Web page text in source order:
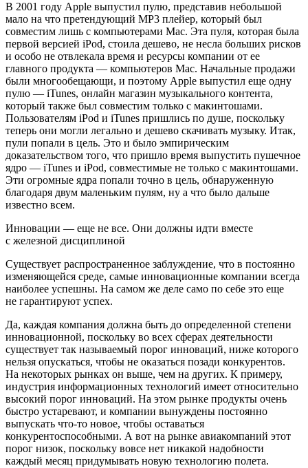
В 2001 году Apple выпустил пулю, представив небольшой
мало на что претендующий MP3 плейер, который был
совместим лишь с компьютерами Mac. Эта пуля, которая была
первой версией iPod, стоила дешево, не несла больших рисков
и особо не отвлекала время и ресурсы компании от ее
главного продукта — компьютеров Mac. Начальные продажи
были многообещающи, и поэтому Apple выпустил еще одну
пулю — iTunes, онлайн магазин музыкального контента,
который также был совместим только с макинтошами.
Пользователям iPod и iTunes пришлись по душе, поскольку
теперь они могли легально и дешево скачивать музыку. Итак,
пули попали в цель. Это и было эмпирическим
доказательством того, что пришло время выпустить пушечное
ядро — iTunes и iPod, совместимые не только с макинтошами.
Эти огромные ядра попали точно в цель, обнаруженную
благодаря двум маленьким пулям, ну а что было дальше
известно всем.
Инновации — еще не все. Они должны идти вместе
с железной дисциплиной
Существует распространенное заблуждение, что в постоянно
изменяющейся среде, самые инновационные компании всегда
наиболее успешны. На самом же деле само по себе это еще
не гарантируют успех.
Да, каждая компания должна быть до определенной степени
инновационной, поскольку во всех сферах деятельности
существует так называемый порог инноваций, ниже которого
нельзя опускаться, чтобы не оказаться позади конкурентов.
На некоторых рынках он выше, чем на других. К примеру,
индустрия информационных технологий имеет относительно
высокий порог инноваций. На этом рынке продукты очень
быстро устаревают, и компании вынуждены постоянно
выпускать что-то новое, чтобы оставаться
конкурентоспособными. А вот на рынке авиакомпаний этот
порог низок, поскольку вовсе нет никакой надобности
каждый месяц придумывать новую технологию полета.